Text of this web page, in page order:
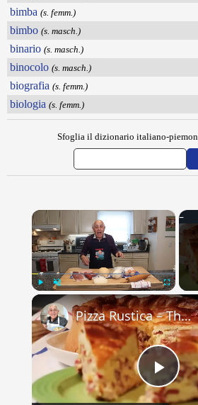
bimba (s. femm.)
bimbo (s. masch.)
binario (s. masch.)
binocolo (s. masch.)
biografia (s. femm.)
biologia (s. femm.)
Sfoglia il dizionario italiano-
×
Unmute Fullscreen
Pizza Rustica – The Ultimate Italian Easter Pie!